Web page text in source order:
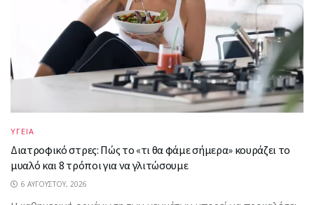
ΥΓΕΙΑ
Διατροφικό στρες: Πώς το «τι θα φάμε σήμερα» κουράζει το
μυαλό και 8 τρόποι για να γλιτώσουμε
6 ΑΥΓΟΎΣΤΟΥ, 2026